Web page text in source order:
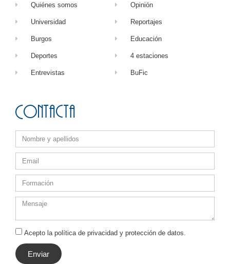
Quiénes somos
Universidad
Burgos
Deportes
Entrevistas
Opinión
Reportajes
Educación
4 estaciones
BuFic
Contacta
Acepto la política de privacidad y protección de datos.
Enviar